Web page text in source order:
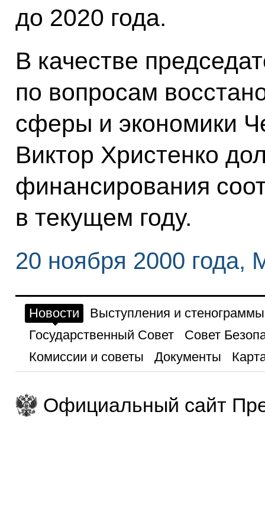
до 2020 года.
В качестве
по вопросам
сферы и экономики
Виктор Христенко
финансирования
в текущем году.
20 ноября 2000 года,
Новости
Выступления и стенограммы
Государственный Совет
Совет
Комиссии и советы
Документы
Официальный сайт